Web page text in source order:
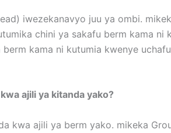
iwezekanavyo juu ya ombi.
chini ya sakafu berm kama
kama ni kutumia kwenye
ajili ya kitanda yako?
kwa ajili ya berm yako. mikeka